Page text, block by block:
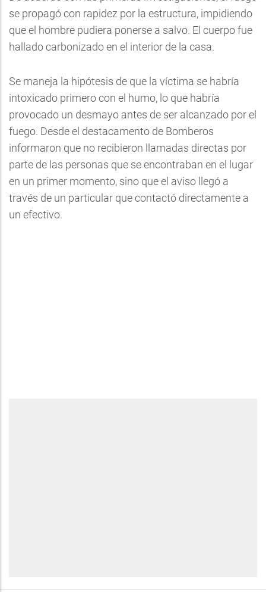
se propagó con rapidez por la estructura, impidiendo
que el hombre pudiera ponerse a salvo. El cuerpo fue
hallado carbonizado en el interior de la casa.
Se maneja la hipótesis de que la víctima se habría
intoxicado primero con el humo, lo que habría
provocado un desmayo antes de ser alcanzado por el
fuego. Desde el destacamento de Bomberos
informaron que no recibieron llamadas directas por
parte de las personas que se encontraban en el lugar
en un primer momento, sino que el aviso llegó a
través de un particular que contactó directamente a
un efectivo.